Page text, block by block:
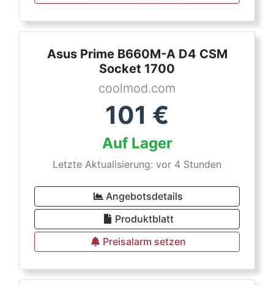
Asus Prime B660M-A D4 CSM
Socket 1700
coolmod.com
101 €
Auf Lager
Letzte Aktualisierung: vor 4 Stunden
Angebotsdetails
Produktblatt
Preisalarm setzen